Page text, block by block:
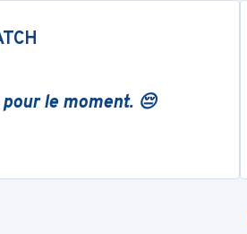
le moment. 😔